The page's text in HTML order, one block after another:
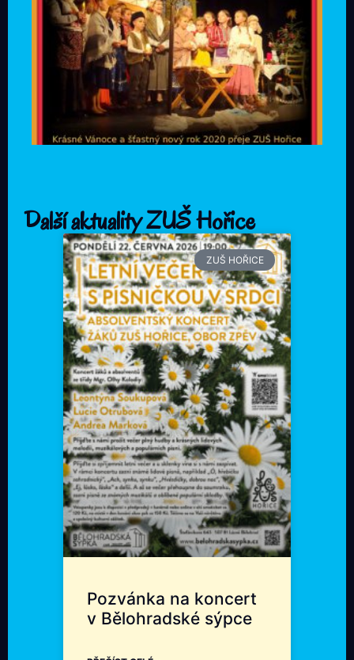
Další aktuality ZUŠ Hořice
ZUŠ HOŘICE
Pozvánka na koncert
v Bělohradské sýpce